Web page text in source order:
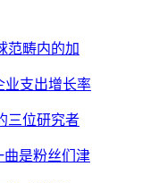
范畴内的加
业支出增长率
三位研究者
曲是粉丝们津